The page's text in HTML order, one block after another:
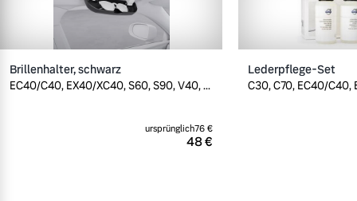
Brillenhalter, schwarz
EC40/C40, EX40/XC40, S60, S90, V40, ...
48 €
ursprünglich76 €
Lederpflege-Set
C30, C70, EC40/C40,